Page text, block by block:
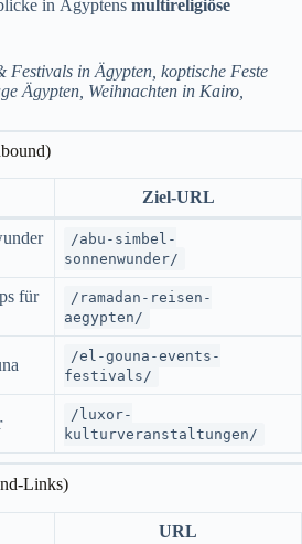
in Ägyptens multireligiöse
Festivals in Ägypten, koptische Feste
Ägypten, Weihnachten in Kairo,
Ziel-URL
/abu-simbel-
sonnenwunder/
für
/ramadan-reisen-
aegypten/
/el-gouna-events-
festivals/
/luxor-
kulturveranstaltungen/
Links)
URL